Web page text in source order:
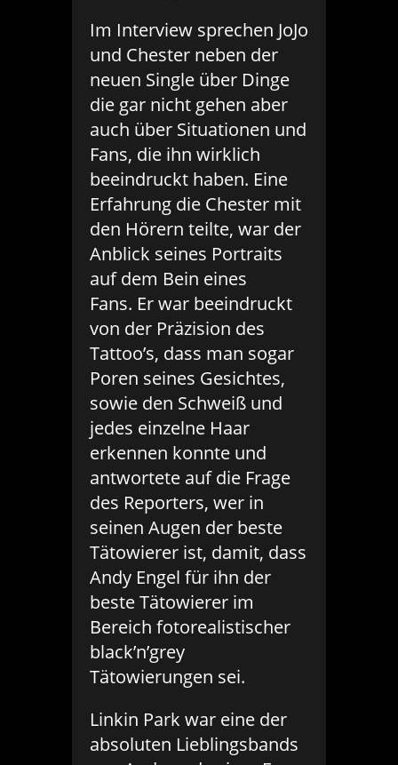
Im Interview sprechen JoJo
und Chester neben der
neuen Single über Dinge
die gar nicht gehen aber
auch über Situationen und
Fans, die ihn wirklich
beeindruckt haben. Eine
Erfahrung die Chester mit
den Hörern teilte, war der
Anblick seines Portraits
auf dem Bein eines
Fans. Er war beeindruckt
von der Präzision des
Tattoo’s, dass man sogar
Poren seines Gesichtes,
sowie den Schweiß und
jedes einzelne Haar
erkennen konnte und
antwortete auf die Frage
des Reporters, wer in
seinen Augen der beste
Tätowierer ist, damit, dass
Andy Engel für ihn der
beste Tätowierer im
Bereich fotorealistischer
black’n’grey
Tätowierungen sei.
Linkin Park war eine der
absoluten Lieblingsbands